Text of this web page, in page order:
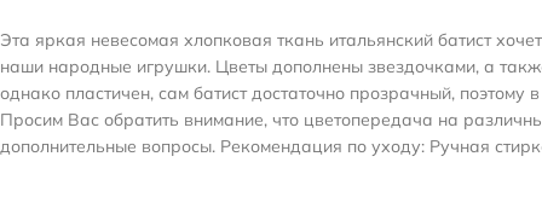
Эта яркая невесомая хлопковая ткань итальянский батист
наши народные игрушки. Цветы дополнены звездочками, а
однако пластичен, сам батист достаточно прозрачный,
Просим Вас обратить внимание, что цветопередача на
дополнительные вопросы. Рекомендация по уходу: Ручная